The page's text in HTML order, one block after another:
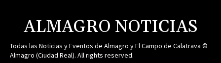
ALMAGRO NOTICIAS
Todas las Noticias y Eventos de Almagro y El Campo de Calatrava ©
Almagro (Ciudad Real). All rights reserved.